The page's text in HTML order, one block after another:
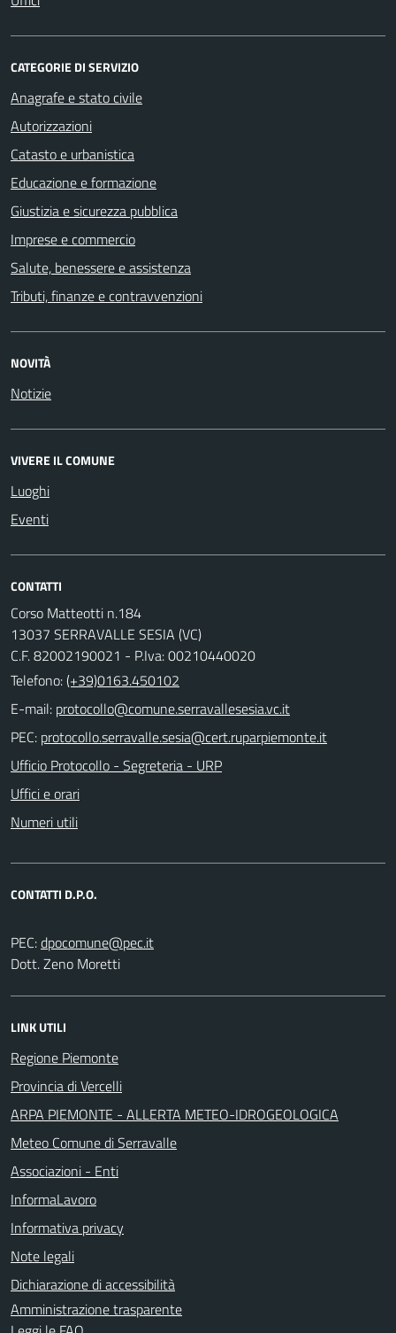
CATEGORIE DI SERVIZIO
Anagrafe e stato civile
Autorizzazioni
Catasto e urbanistica
Educazione e formazione
Giustizia e sicurezza pubblica
Imprese e commercio
Salute, benessere e assistenza
Tributi, finanze e contravvenzioni
NOVITÀ
Notizie
VIVERE IL COMUNE
Luoghi
Eventi
CONTATTI
Corso Matteotti n.184
13037 SERRAVALLE SESIA (VC)
C.F. 82002190021 - P.Iva: 00210440020
Telefono:(+39)0163.450102
E-mail:
PEC:
Ufficio Protocollo - Segreteria - URP
Uffici e orari
Numeri utili
CONTATTI D.P.O.
PEC:
Dott. Zeno Moretti
LINK UTILI
Regione Piemonte
Provincia di Vercelli
ARPA PIEMONTE - ALLERTA METEO-IDROGEOLOGICA
Meteo Comune di Serravalle
Associazioni - Enti
InformaLavoro
Informativa privacy
Note legali
Dichiarazione di accessibilità
Amministrazione trasparente